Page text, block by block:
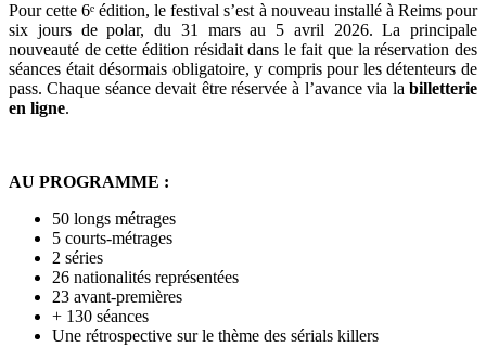
Pour cette 6ᵉ édition, le festival s’est à nouveau installé à Reims pour
six jours de polar, du 31 mars au 5 avril 2026. La principale
nouveauté de cette édition résidait dans le fait que la réservation des
séances était désormais obligatoire, y compris pour les détenteurs de
pass. Chaque séance devait être réservée à l’avance via la billetterie
en ligne.
AU PROGRAMME :
50 longs métrages
5 courts-métrages
2 séries
26 nationalités représentées
23 avant-premières
+ 130 séances
Une rétrospective sur le thème des sérials killers